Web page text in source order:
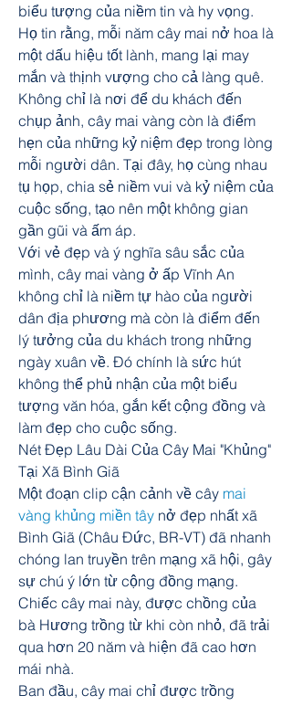
biểu tượng của niềm tin và hy vọng.
Họ tin rằng, mỗi năm cây mai nở hoa là
một dấu hiệu tốt lành, mang lại may
mắn và thịnh vượng cho cả làng quê.
Không chỉ là nơi để du khách đến
chụp ảnh, cây mai vàng còn là điểm
hẹn của những kỷ niệm đẹp trong lòng
mỗi người dân. Tại đây, họ cùng nhau
tụ họp, chia sẻ niềm vui và kỷ niệm của
cuộc sống, tạo nên một không gian
gần gũi và ấm áp.
Với vẻ đẹp và ý nghĩa sâu sắc của
mình, cây mai vàng ở ấp Vĩnh An
không chỉ là niềm tự hào của người
dân địa phương mà còn là điểm đến
lý tưởng của du khách trong những
ngày xuân về. Đó chính là sức hút
không thể phủ nhận của một biểu
tượng văn hóa, gắn kết cộng đồng và
làm đẹp cho cuộc sống.
Nét Đẹp Lâu Dài Của Cây Mai "Khủng"
Tại Xã Bình Giã
Một đoạn clip cận cảnh về cây mai
vàng khủng miền tây nở đẹp nhất xã
Bình Giã (Châu Đức, BR-VT) đã nhanh
chóng lan truyền trên mạng xã hội, gây
sự chú ý lớn từ cộng đồng mạng.
Chiếc cây mai này, được chồng của
bà Hương trồng từ khi còn nhỏ, đã trải
qua hơn 20 năm và hiện đã cao hơn
mái nhà.
Ban đầu, cây mai chỉ được trồng